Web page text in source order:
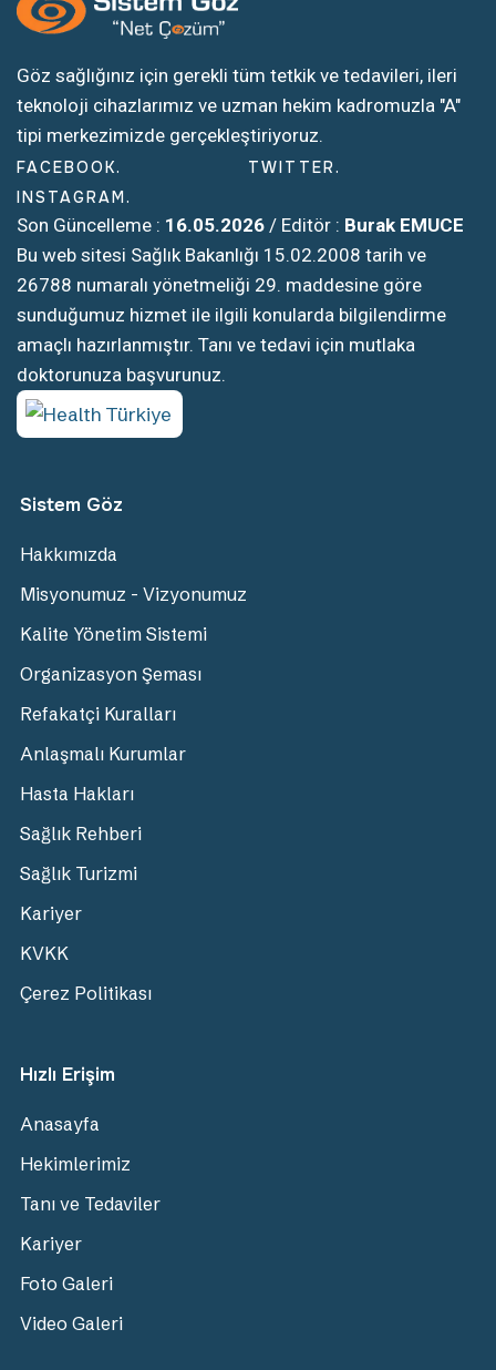
Göz sağlığınız için gerekli tüm tetkik ve tedavileri, ileri
teknoloji cihazlarımız ve uzman hekim kadromuzla "A"
tipi merkezimizde gerçekleştiriyoruz.
FACEBOOK
TWITTER
INSTAGRAM
Son Güncelleme : 16.05.2026 / Editör : Burak EMUCE
Bu web sitesi Sağlık Bakanlığı 15.02.2008 tarih ve
26788 numaralı yönetmeliği 29. maddesine göre
sunduğumuz hizmet ile ilgili konularda bilgilendirme
amaçlı hazırlanmıştır. Tanı ve tedavi için mutlaka
doktorunuza başvurunuz.
Sistem Göz
Hakkımızda
Misyonumuz - Vizyonumuz
Kalite Yönetim Sistemi
Organizasyon Şeması
Refakatçi Kuralları
Anlaşmalı Kurumlar
Hasta Hakları
Sağlık Rehberi
Sağlık Turizmi
Kariyer
KVKK
Çerez Politikası
Hızlı Erişim
Anasayfa
Hekimlerimiz
Tanı ve Tedaviler
Kariyer
Foto Galeri
Video Galeri